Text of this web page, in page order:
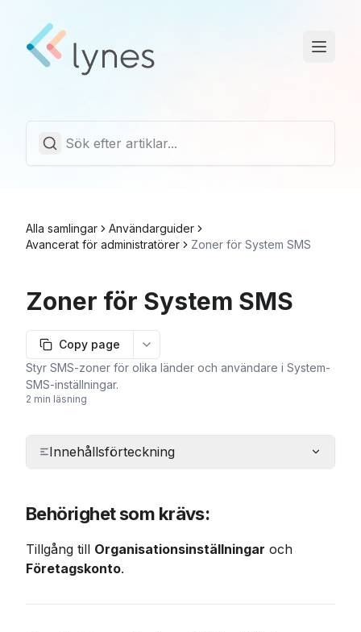
Alla samlingar
Användarguider
Avancerat för administratörer
Zoner för System SMS
Zoner för System SMS
Copy page
More options
Styr SMS-zoner för olika länder och användare i System-
SMS-inställningar.
2 min läsning
Innehållsförteckning
Behörighet som krävs:
Tillgång till Organisationsinställningar och
Företagskonto.